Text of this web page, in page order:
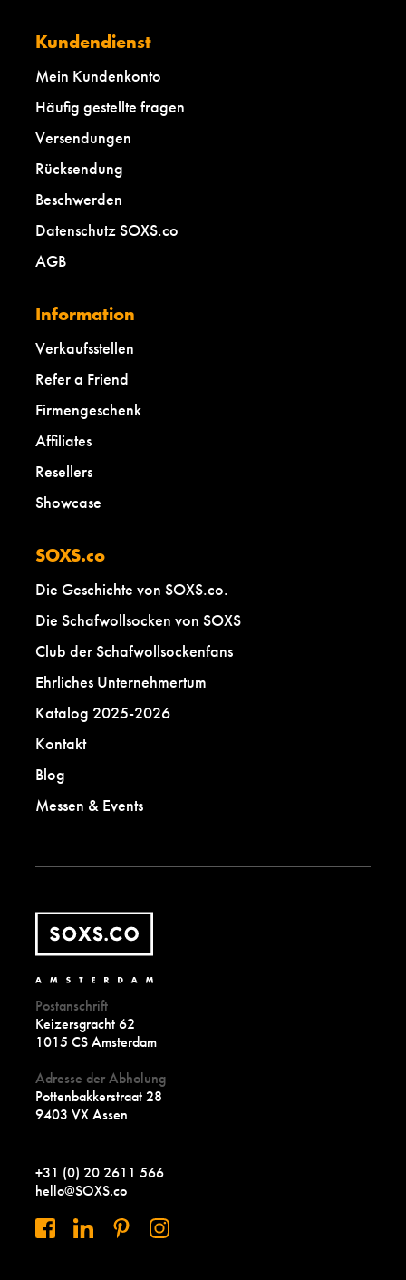
Kundendienst
Mein Kundenkonto
Häufig gestellte fragen
Versendungen
Rücksendung
Beschwerden
Datenschutz SOXS.co
AGB
Information
Verkaufsstellen
Refer a Friend
Firmengeschenk
Affiliates
Resellers
Showcase
SOXS.co
Die Geschichte von SOXS.co.
Die Schafwollsocken von SOXS
Club der Schafwollsockenfans
Ehrliches Unternehmertum
Katalog 2025-2026
Kontakt
Blog
Messen & Events
Postanschrift
Keizersgracht 62
1015 CS Amsterdam
Adresse der Abholung
Pottenbakkerstraat 28
9403 VX Assen
+31 (0) 20 2611 566
hello@SOXS.co